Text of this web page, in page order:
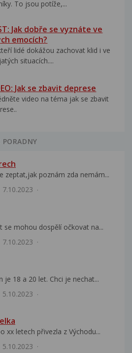
To jsou potíže,...
Jak dobře se vyznáte ve
emocích?
lidé dokážou zachovat klid i ve
situacích....
Jak se zbavit deprese
video na téma jak se zbavit
zeptat,jak poznám zda nemám...
7.10.2023
se mohou dospělí očkovat na...
7.10.2023
18 a 20 let. Chci je nechat...
5.10.2023
xx letech přivezla z Východu...
5.10.2023